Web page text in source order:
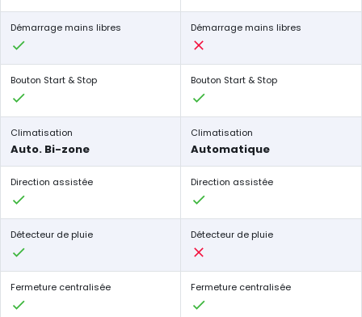
Démarrage mains libres Démarrage mains libres
Bouton Start & Stop Bouton Start & Stop
Climatisation
Auto. Bi-zone
Climatisation
Automatique
Direction assistée Direction assistée
Détecteur de pluie Détecteur de pluie
Fermeture centralisée Fermeture centralisée